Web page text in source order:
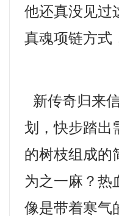
他还真没见过
真魂项链方式
新传奇归来
划，快步踏出
的树枝组成
为之一麻？热
像是带着寒气